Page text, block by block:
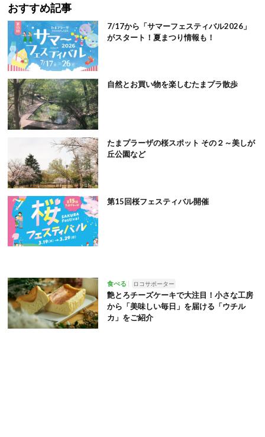
おすすめ記事
7/17から「サマーフェスティバル2026」
がスタート！夏まつり情報も！
自然とお買い物を楽しむたまプラ散歩
たまプラーザの桜スポット その２～美しが
丘公園など
第15回桜フェスティバル開催
食べる ロコサポーター
艶とろチーズケーキで大注目！小さな工房
から「美味しい毎日」を届ける「ウチル
カ」をご紹介